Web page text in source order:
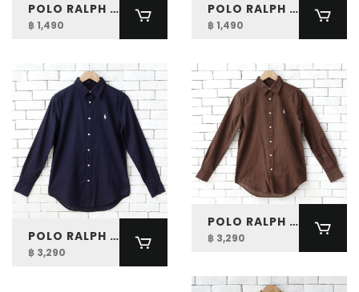
POLO RALPH LAUREN WOMEN COTTON JERSEY TEE
฿ 1,490
POLO RALPH LAUREN WOMEN COTTON JERSEY TEE
฿ 1,490
POLO RALPH LAUREN WOMEN CLASSIC FIT LINEN SHIRT
฿ 3,290
POLO RALPH LAUREN WOMEN CLASSIC FIT LINEN SHIRT
฿ 3,290